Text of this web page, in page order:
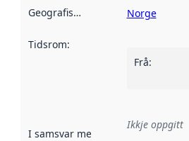
Geografisk område Norge
Tidsrom:
Frå:
I samsvar med Referanse til ei
Ikkje oppgitt